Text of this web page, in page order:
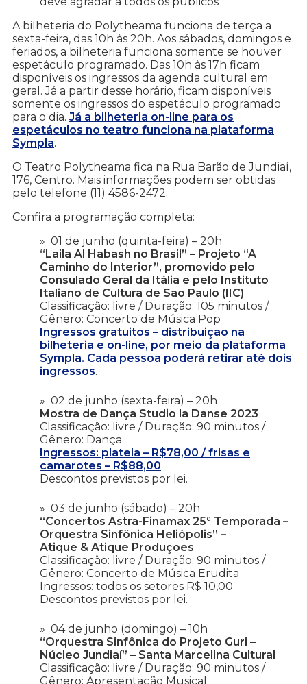
A bilheteria do Polytheama funciona de terça a
sexta-feira, das 10h às 20h. Aos sábados, domingos e
feriados, a bilheteria funciona somente se houver
espetáculo programado. Das 10h às 17h ficam
disponíveis os ingressos da agenda cultural em
geral. Já a partir desse horário, ficam disponíveis
somente os ingressos do espetáculo programado
para o dia. Já a bilheteria on-line para os
espetáculos no teatro funciona na plataforma
Sympla.
O Teatro Polytheama fica na Rua Barão de Jundiaí,
176, Centro. Mais informações podem ser obtidas
pelo telefone (11) 4586-2472.
Confira a programação completa:
01 de junho (quinta-feira) – 20h
“Laila Al Habash no Brasil” – Projeto “A
Caminho do Interior”, promovido pelo
Consulado Geral da Itália e pelo Instituto
Italiano de Cultura de São Paulo (IIC)
Classificação: livre / Duração: 105 minutos /
Gênero: Concerto de Música Pop
Ingressos gratuitos – distribuição na
bilheteria e on-line, por meio da plataforma
Sympla. Cada pessoa poderá retirar até dois
ingressos.
02 de junho (sexta-feira) – 20h
Mostra de Dança Studio la Danse 2023
Classificação: livre / Duração: 90 minutos /
Gênero: Dança
Ingressos: plateia – R$78,00 / frisas e
camarotes – R$88,00
Descontos previstos por lei.
03 de junho (sábado) – 20h
“Concertos Astra-Finamax 25° Temporada –
Orquestra Sinfônica Heliópolis” –
Atique & Atique Produções
Classificação: livre / Duração: 90 minutos /
Gênero: Concerto de Música Erudita
Ingressos: todos os setores R$ 10,00
Descontos previstos por lei.
04 de junho (domingo) – 10h
“Orquestra Sinfônica do Projeto Guri –
Núcleo Jundiaí” – Santa Marcelina Cultural
Classificação: livre / Duração: 90 minutos /
Gênero: Apresentação Musical